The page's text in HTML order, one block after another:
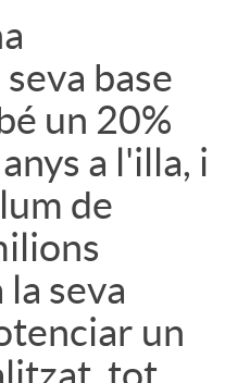
base
un 20%
a l'illa, i
de
seva
un